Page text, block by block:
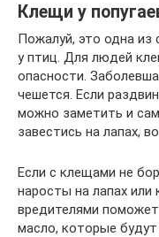
Клещи у
Пожалуй, это одна из
у птиц. Для людей
опасности.
чешется. Если
можно заметить и
завестись на лапах,
Если с клещами не
наросты на лапах или
вредителями
масло, которые